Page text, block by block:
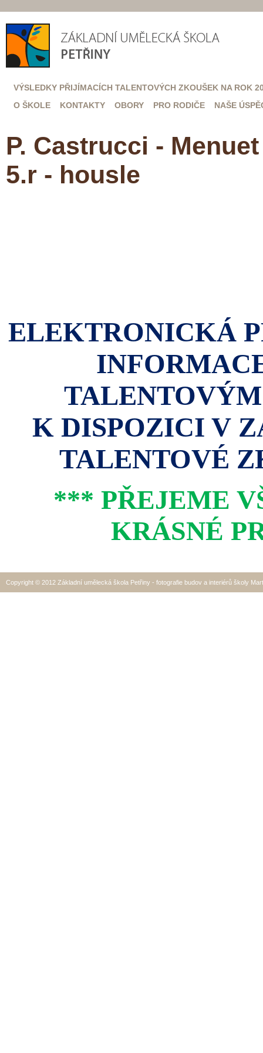
VÝSLEDKY PŘIJÍMACÍCH TALENTOVÝCH ZKOUŠEK NA ROK
O ŠKOLE
KONTAKTY OBORY PRO RODIČE NAŠE
P. Castrucci -
5.r - housle
ELEKTRONICKÁ
K DISPOZICI V
TALENTOVÉ
*** PŘEJEME
KRÁSNÉ
Copyright © 2012 Základní umělecká škola Petřiny - fotografie budov a interiérů školy